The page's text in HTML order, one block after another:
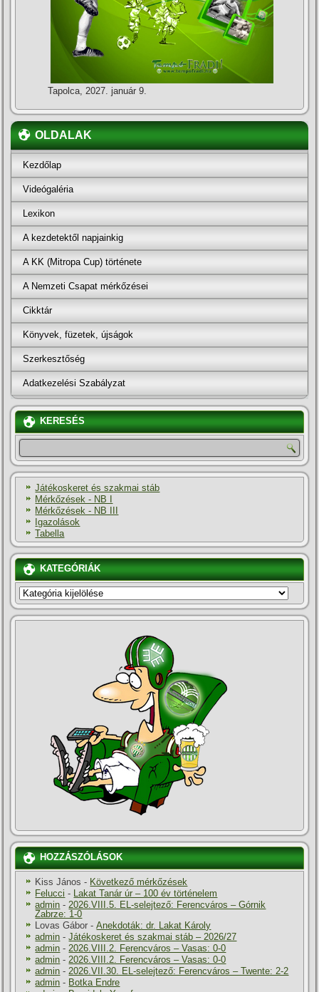
Tapolca, 2027. január 9.
OLDALAK
Kezdőlap
Videógaléria
Lexikon
A kezdetektől napjainkig
A KK (Mitropa Cup) története
A Nemzeti Csapat mérkőzései
Cikktár
Könyvek, füzetek, újságok
Szerkesztőség
Adatkezelési Szabályzat
KERESÉS
Játékoskeret és szakmai stáb
Mérkőzések - NB I
Mérkőzések - NB III
Igazolások
Tabella
KATEGÓRIÁK
KATEGÓRIÁK
HOZZÁSZÓLÁSOK
Kiss János - Következő mérkőzések
Felucci -
Lakat Tanár úr – 100 év történelem
admin - 2026.VIII.5. EL-selejtező: Ferencváros – Górnik
Zabrze: 1-0
Lovas Gábor -Anekdoták: dr. Lakat Károly
admin -Játékoskeret és szakmai stáb – 2026/27
admin - 2026.VIII.2. Ferencváros – Vasas: 0-0
admin - 2026.VIII.2. Ferencváros – Vasas: 0-0
admin - 2026.VII.30. EL-selejtező: Ferencváros – Twente: 2-2
admin - Botka Endre